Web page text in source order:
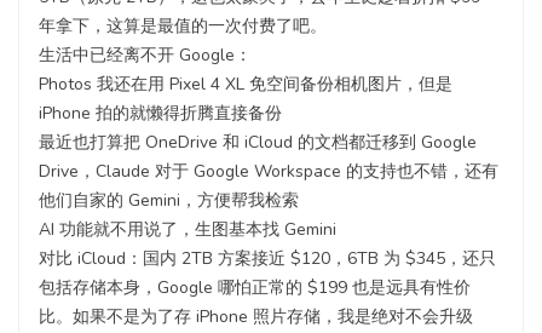
年拿下，这算是最值的一次付费了吧。
生活中已经离不开 Google：
Photos 我还在用 Pixel 4 XL 免空间备份相机图片，但是
iPhone 拍的就懒得折腾直接备份
最近也打算把 OneDrive 和 iCloud 的文档都迁移到 Google
Drive，Claude 对于 Google Workspace 的支持也不错，还有
他们自家的 Gemini，方便帮我检索
AI 功能就不用说了，生图基本找 Gemini
对比 iCloud：国内 2TB 方案接近 $120，6TB 为 $345，还只
包括存储本身，Google 哪怕正常的 $199 也是远具有性价
比。如果不是为了存 iPhone 照片存储，我是绝对不会升级